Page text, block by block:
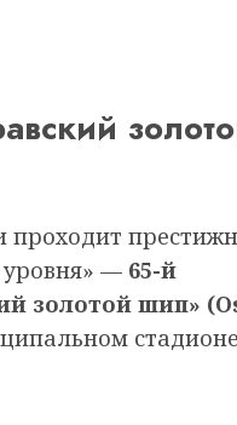
проходит
уровня» — 65-й
золотой шип»